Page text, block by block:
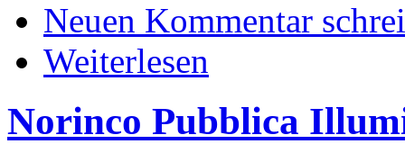
Neuen Kommentar
Weiterlesen
Norinco Pubblica